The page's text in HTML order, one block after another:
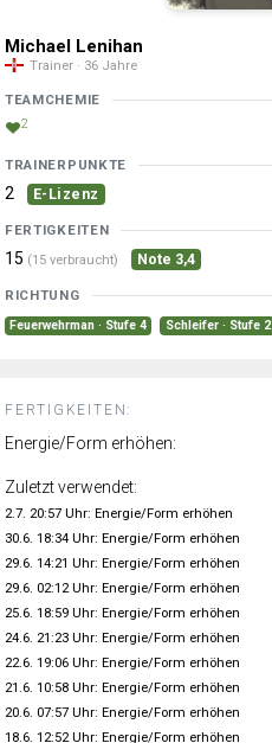
Michael Lenihan
Trainer · 36 Jahre
TEAMCHEMIE
2
TRAINERPUNKTE
2 E-Lizenz
FERTIGKEITEN
15 (15 verbraucht) Note 3,4
RICHTUNG
Feuerwehrman · Stufe 4 Schleifer · Stufe 2
FERTIGKEITEN:
Energie/Form erhöhen:
Zuletzt verwendet:
2.7. 20:57 Uhr: Energie/Form erhöhen
30.6. 18:34 Uhr: Energie/Form erhöhen
29.6. 14:21 Uhr: Energie/Form erhöhen
29.6. 02:12 Uhr: Energie/Form erhöhen
25.6. 18:59 Uhr: Energie/Form erhöhen
24.6. 21:23 Uhr: Energie/Form erhöhen
22.6. 19:06 Uhr: Energie/Form erhöhen
21.6. 10:58 Uhr: Energie/Form erhöhen
20.6. 07:57 Uhr: Energie/Form erhöhen
18.6. 12:52 Uhr: Energie/Form erhöhen